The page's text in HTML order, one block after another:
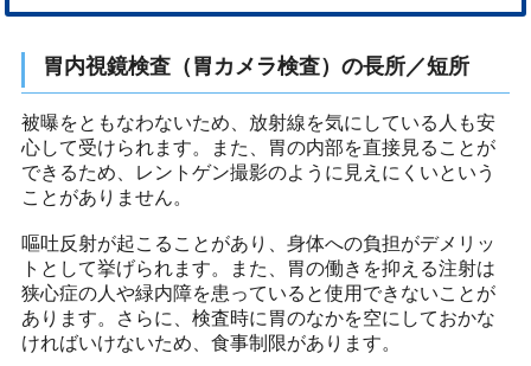
胃内視鏡検査（胃カメラ検査）の長所／短所
被曝をともなわないため、放射線を気にしている人も安
心して受けられます。また、胃の内部を直接見ることが
できるため、レントゲン撮影のように見えにくいという
ことがありません。
嘔吐反射が起こることがあり、身体への負担がデメリッ
トとして挙げられます。また、胃の働きを抑える注射は
狭心症の人や緑内障を患っていると使用できないことが
あります。さらに、検査時に胃のなかを空にしておかな
ければいけないため、食事制限があります。